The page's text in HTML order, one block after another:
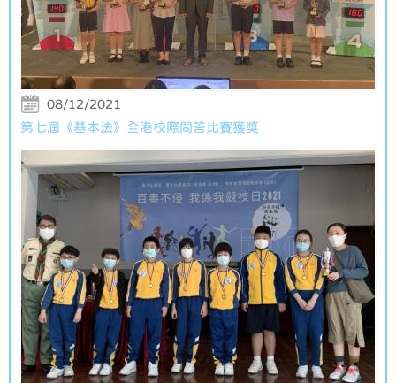
08/12/2021
第七屆《基本法》全港校際問答比賽獲獎